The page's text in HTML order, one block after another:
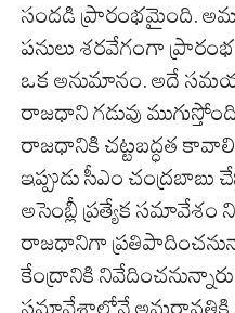
సందడి ప్రారంభమైంది.
పనులు శరవేగంగా
ఒక అనుమానం. అదే
రాజధాని గడువు
రాజధానికి చట్టబద్ధత
ఇప్పుడు సీఎం
అసెంబ్లీ ప్రత్యేక
రాజధానిగా
కేంద్రానికి
సమావేశాల్లోనే అమరావతికి